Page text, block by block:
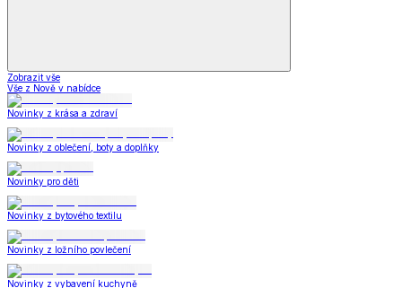
Zobrazit vše
Vše z Nově v nabídce
Novinky z krása a zdraví
Novinky z oblečení, boty a doplňky
Novinky pro děti
Novinky z bytového textilu
Novinky z ložního povlečení
Novinky z vybavení kuchyně